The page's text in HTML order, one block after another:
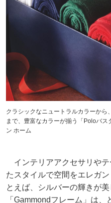
クラシックなニュートラルカラーか
まで、豊富なカラーが揃う「Poloバ
ン ホーム
インテリアアクセサリや
たスタイルで空間をエレガ
とえば、シルバーの輝きが
「Gammondフレーム」は